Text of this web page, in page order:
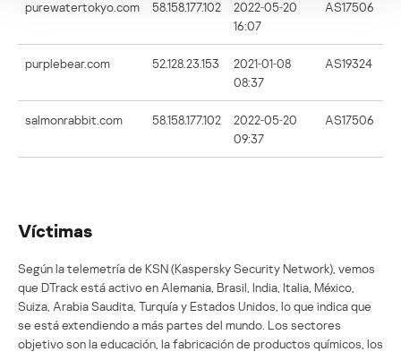
purewatertokyo.com 58.158.177.102
2022‑05‑20
16:07
AS17506
purplebear.com 52.128.23.153
2021‑01‑08
08:37
AS19324
salmonrabbit.com 58.158.177.102
2022‑05‑20
09:37
AS17506
Víctimas
Según la telemetría de KSN (Kaspersky Security Network), vemos
que DTrack está activo en Alemania, Brasil, India, Italia, México,
Suiza, Arabia Saudita, Turquía y Estados Unidos, lo que indica que
se está extendiendo a más partes del mundo. Los sectores
objetivo son la educación, la fabricación de productos químicos, los